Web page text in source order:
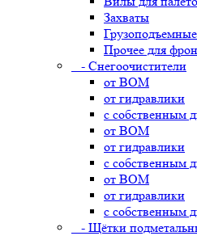
Захваты
Прочее для
- Снегоочистители
от ВОМ
от гидравлики
с собственным
от ВОМ
от гидравлики
с собственным
от ВОМ
от гидравлики
с собственным
- Щётки